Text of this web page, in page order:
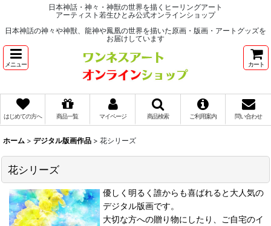
日本神話・神々・神獣の世界を描くヒーリングアート
アーティスト若生ひとみ公式オンラインショップ
日本神話の神々や神獣、龍神や鳳凰の世界を描いた原画・版画・アートグッズを
お届けしています
メニュー カート
はじめての方へ 商品一覧 マイページ 商品検索 ご利用案内 問い合わせ
ホーム > デジタル版画作品 > 花シリーズ
花シリーズ
優しく明るく誰からも喜ばれると大人気の
デジタル版画です。
大切な方への贈り物にしたり、ご自宅のイ